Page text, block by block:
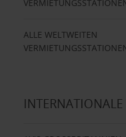
ALLE WELTWEITEN
INTERNATIONALE